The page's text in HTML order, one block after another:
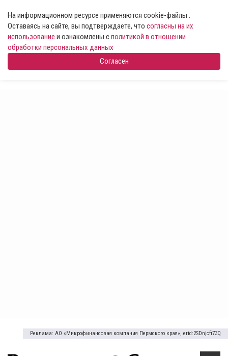
На информационном ресурсе применяются cookie-файлы .
Оставаясь на сайте, вы подтверждаете, что согласны на их
использование и ознакомлены сполитикой в отношении
обработки персональных данных
Согласен
Реклама: АО «Микрофинансовая компания Пермского края», erid:2SDnjcfi73Q